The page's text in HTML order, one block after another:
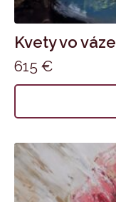
Kvety vo váze
615 €